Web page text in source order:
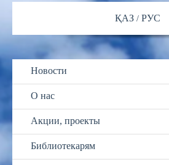
ҚАЗ РУС
Новости
О нас
Акции, проекты
Библиотекарям